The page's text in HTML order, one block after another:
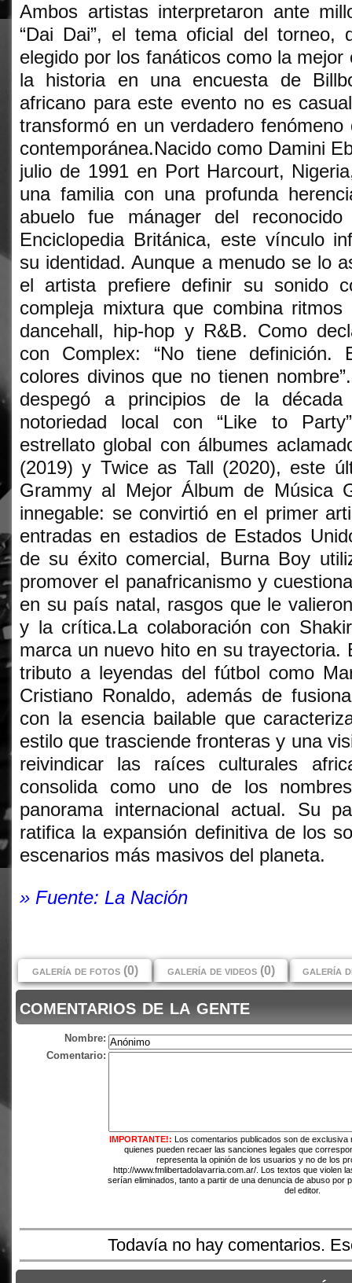
Ambos artistas interpretaron ante
“Dai Dai”, el tema oficial del torneo,
elegido por los fanáticos como la mejor
la historia en una encuesta de
africano para este evento no es
transformó en un verdadero
contemporánea.Nacido como Damini
julio de 1991 en Port Harcourt,
una familia con una profunda
abuelo fue mánager del
Enciclopedia Británica, este vínculo
su identidad. Aunque a menudo se lo
el artista prefiere definir su sonido
compleja mixtura que combina
dancehall, hip-hop y R&B. Como
con Complex: “No tiene definición.
colores divinos que no tienen
despegó a principios de la
notoriedad local con “Like to
estrellato global con álbumes
(2019) y Twice as Tall (2020), este
Grammy al Mejor Álbum de Música
innegable: se convirtió en el primer
entradas en estadios de Estados
de su éxito comercial, Burna Boy
promover el panafricanismo y
en su país natal, rasgos que le
y la crítica.La colaboración con
marca un nuevo hito en su trayectoria.
tributo a leyendas del fútbol como
Cristiano Ronaldo, además de
con la esencia bailable que
estilo que trasciende fronteras y una
reivindicar las raíces culturales
consolida como uno de los
panorama internacional actual. Su
ratifica la expansión definitiva de los
escenarios más masivos del planeta.
» Fuente: La Nación
galería de fotos (0) galería de videos (0) galería
comentarios de la gente
Nombre:
Comentario:
IMPORTANTE!: Los comentarios publicados son de
quienes pueden recaer las sanciones legales que
representa la opinión de los usuarios y no de los
http://www.fmlibertadolavarria.com.ar/. Los textos que violen
serían eliminados, tanto a partir de una denuncia de abuso por
del editor.
Todavía no hay comentarios.